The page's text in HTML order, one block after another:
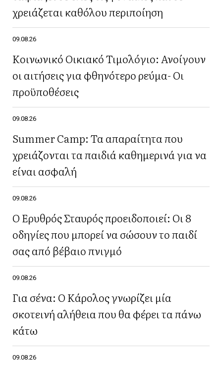
χρειάζεται καθόλου περιποίηση
09.08.26
Κοινωνικό Οικιακό Τιμολόγιο: Ανοίγουν
οι αιτήσεις για φθηνότερο ρεύμα- Οι
προϋποθέσεις
09.08.26
Summer Camp: Τα απαραίτητα που
χρειάζονται τα παιδιά καθημερινά για να
είναι ασφαλή
09.08.26
Ο Ερυθρός Σταυρός προειδοποιεί: Οι 8
οδηγίες που μπορεί να σώσουν το παιδί
σας από βέβαιο πνιγμό
09.08.26
Για σένα: Ο Κάρολος γνωρίζει μία
σκοτεινή αλήθεια που θα φέρει τα πάνω
κάτω
09.08.26